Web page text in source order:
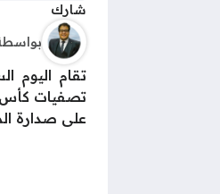
شارك
على صدارة